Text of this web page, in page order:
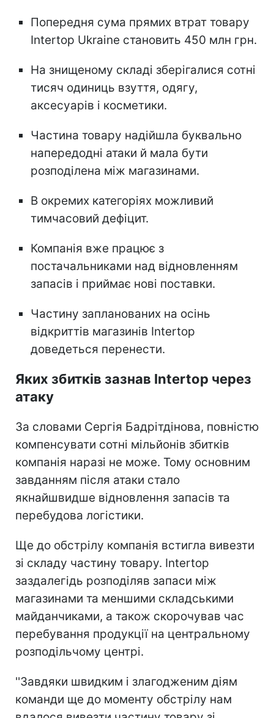
Попередня сума прямих втрат товару
Intertop Ukraine становить 450 млн грн.
На знищеному складі зберігалися сотні
тисяч одиниць взуття, одягу,
аксесуарів і косметики.
Частина товару надійшла буквально
напередодні атаки й мала бути
розподілена між магазинами.
В окремих категоріях можливий
тимчасовий дефіцит.
Компанія вже працює з
постачальниками над відновленням
запасів і приймає нові поставки.
Частину запланованих на осінь
відкриттів магазинів Intertop
доведеться перенести.
Яких збитків зазнав Intertop через
атаку
За словами Сергія Бадрітдінова, повністю
компенсувати сотні мільйонів збитків
компанія наразі не може. Тому основним
завданням після атаки стало
якнайшвидше відновлення запасів та
перебудова логістики.
Ще до обстрілу компанія встигла вивезти
зі складу частину товару. Intertop
заздалегідь розподіляв запаси між
магазинами та меншими складськими
майданчиками, а також скорочував час
перебування продукції на центральному
розподільчому центрі.
''Завдяки швидким і злагодженим діям
команди ще до моменту обстрілу нам